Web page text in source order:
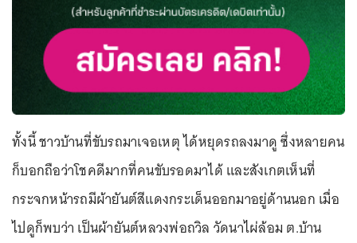
ทั้งนี้ ชาวบ้านที่ขับรถมาเจอเหตุ ได้หยุดรถลงมาดู ซึ่งหลายคน
ก็บอกถือว่าโชคดีมากที่คนขับรอดมาได้ และสังเกตเห็นที่
กระจกหน้ารถมีผ้ายันต์สีแดงกระเด็นออกมาอยู่ด้านนอก เมื่อ
ไปดูก็พบว่า เป็นผ้ายันต์หลวงพ่อถวิล วัดนาไผ่ล้อม ต.บ้าน